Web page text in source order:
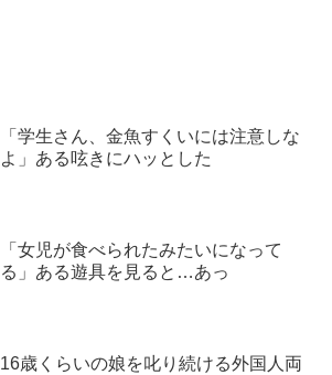
「学生さん、金魚すくいには注意しな
よ」ある呟きにハッとした
「女児が食べられたみたいになって
る」ある遊具を見ると…あっ
16歳くらいの娘を叱り続ける外国人両